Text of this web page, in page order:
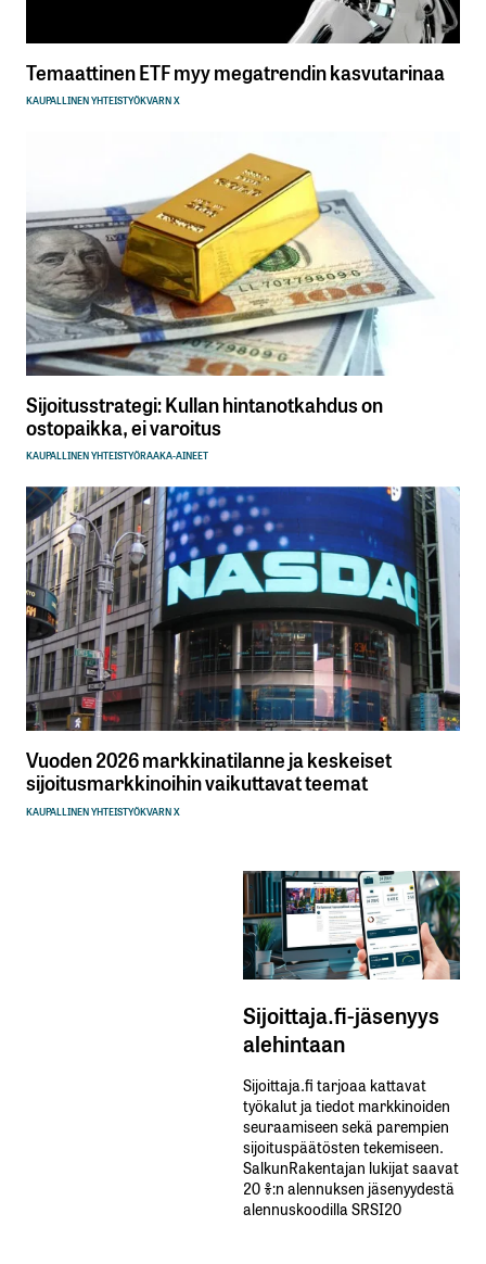
Temaattinen ETF myy megatrendin kasvutarinaa
KAUPALLINEN YHTEISTYÖKVARN X
Sijoitusstrategi: Kullan hintanotkahdus on
ostopaikka, ei varoitus
KAUPALLINEN YHTEISTYÖRAAKA-AINEET
Vuoden 2026 markkinatilanne ja keskeiset
sijoitusmarkkinoihin vaikuttavat teemat
KAUPALLINEN YHTEISTYÖKVARN X
Sijoittaja.fi-jäsenyys
alehintaan
Sijoittaja.fi tarjoaa kattavat
työkalut ja tiedot markkinoiden
seuraamiseen sekä parempien
sijoituspäätösten tekemiseen.
SalkunRakentajan lukijat saavat
20 %:n alennuksen jäsenyydestä
alennuskoodilla SRSI20